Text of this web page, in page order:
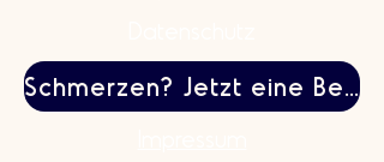
Schmerzen? Jetzt eine Behandlung buchen